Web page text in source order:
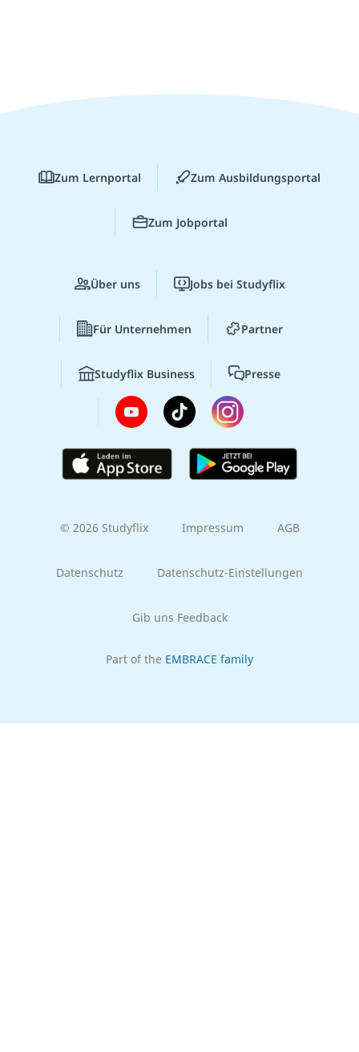
Zum Lernportal Zum Ausbildungsportal
Zum Jobportal
Über uns Jobs bei Studyflix
Für Unternehmen Partner
Studyflix Business Presse
© 2026 Studyflix Impressum AGB
Datenschutz Datenschutz-Einstellungen
Gib uns Feedback
Part of the EMBRACE family